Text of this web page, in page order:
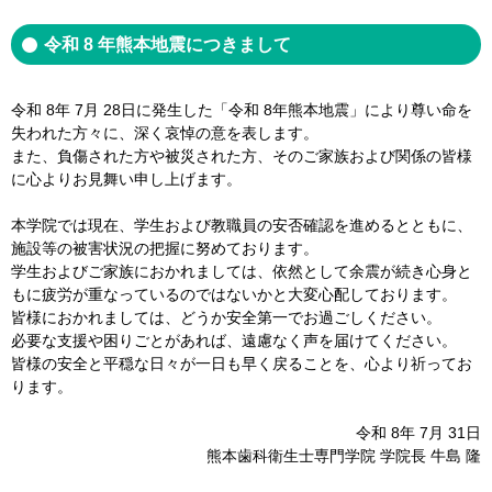
令和 8 年熊本地震につきまして
令和 8年 7月 28日に発生した「令和 8年熊本地震」により尊い命を
失われた方々に、深く哀悼の意を表します。
また、負傷された方や被災された方、そのご家族および関係の皆様
に心よりお見舞い申し上げます。
本学院では現在、学生および教職員の安否確認を進めるとともに、
施設等の被害状況の把握に努めております。
学生およびご家族におかれましては、依然として余震が続き心身と
もに疲労が重なっているのではないかと大変心配しております。
皆様におかれましては、どうか安全第一でお過ごしください。
必要な支援や困りごとがあれば、遠慮なく声を届けてください。
皆様の安全と平穏な日々が一日も早く戻ることを、心より祈ってお
ります。
令和 8年 7月 31日
熊本歯科衛生士専門学院 学院長 牛島 隆